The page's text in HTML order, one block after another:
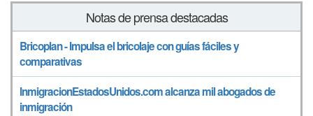
Notas de prensa destacadas
Bricoplan - Impulsa el bricolaje con guías fáciles y
comparativas
InmigracionEstadosUnidos.com alcanza mil abogados de
inmigración